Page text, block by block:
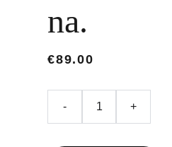
na.
€89.00
- +